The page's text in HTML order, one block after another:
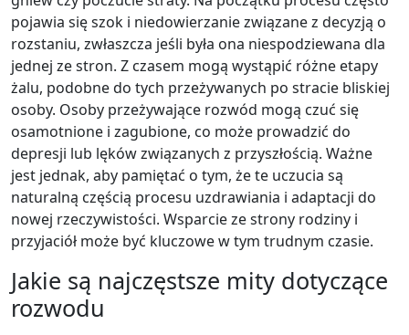
pojawia się szok i niedowierzanie związane z decyzją o
rozstaniu, zwłaszcza jeśli była ona niespodziewana dla
jednej ze stron. Z czasem mogą wystąpić różne etapy
żalu, podobne do tych przeżywanych po stracie bliskiej
osoby. Osoby przeżywające rozwód mogą czuć się
osamotnione i zagubione, co może prowadzić do
depresji lub lęków związanych z przyszłością. Ważne
jest jednak, aby pamiętać o tym, że te uczucia są
naturalną częścią procesu uzdrawiania i adaptacji do
nowej rzeczywistości. Wsparcie ze strony rodziny i
przyjaciół może być kluczowe w tym trudnym czasie.
Jakie są najczęstsze mity dotyczące
rozwodu